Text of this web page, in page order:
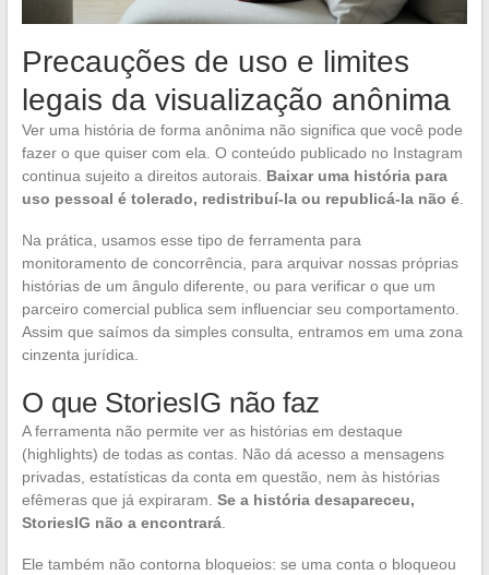
Precauções de uso e limites
legais da visualização anônima
Ver uma história de forma anônima não significa que você pode
fazer o que quiser com ela. O conteúdo publicado no Instagram
continua sujeito a direitos autorais. Baixar uma história para
uso pessoal é tolerado, redistribuí-la ou republicá-la não é.
Na prática, usamos esse tipo de ferramenta para
monitoramento de concorrência, para arquivar nossas próprias
histórias de um ângulo diferente, ou para verificar o que um
parceiro comercial publica sem influenciar seu comportamento.
Assim que saímos da simples consulta, entramos em uma zona
cinzenta jurídica.
O que StoriesIG não faz
A ferramenta não permite ver as histórias em destaque
(highlights) de todas as contas. Não dá acesso a mensagens
privadas, estatísticas da conta em questão, nem às histórias
efêmeras que já expiraram. Se a história desapareceu,
StoriesIG não a encontrará.
Ele também não contorna bloqueios: se uma conta o bloqueou